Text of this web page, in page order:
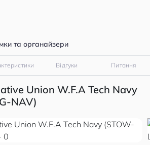
та органайзери
Відгуки Питання
Union W.F.A Tech Navy
NAV)